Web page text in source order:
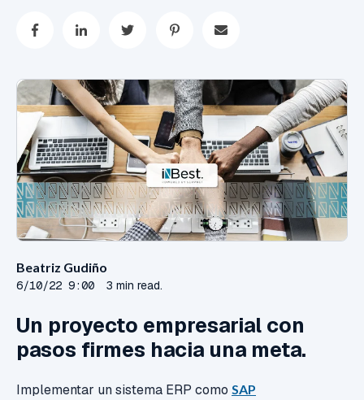
Beatriz Gudiño
6/10/22 9:00 3 min read.
Un proyecto empresarial con
pasos firmes hacia una meta.
Implementar un sistema ERP como SAP